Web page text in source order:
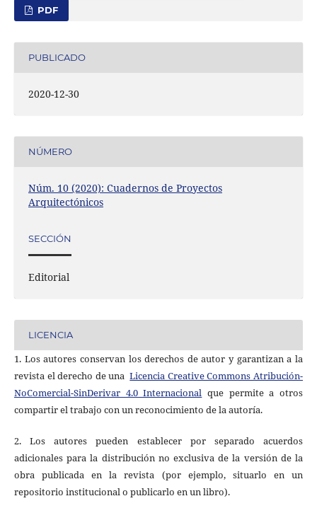
PDF
PUBLICADO
2020-12-30
NÚMERO
Núm. 10 (2020): Cuadernos de Proyectos
Arquitectónicos
SECCIÓN
Editorial
LICENCIA
1. Los autores conservan los derechos de autor y garantizan a la
revista el derecho de unaLicencia Creative Commons Atribución-
NoComercial-SinDerivar 4.0 Internacional que permite a otros
compartir el trabajo con un reconocimiento de la autoría.
2. Los autores pueden establecer por separado acuerdos
adicionales para la distribución no exclusiva de la versión de la
obra publicada en la revista (por ejemplo, situarlo en un
repositorio institucional o publicarlo en un libro).